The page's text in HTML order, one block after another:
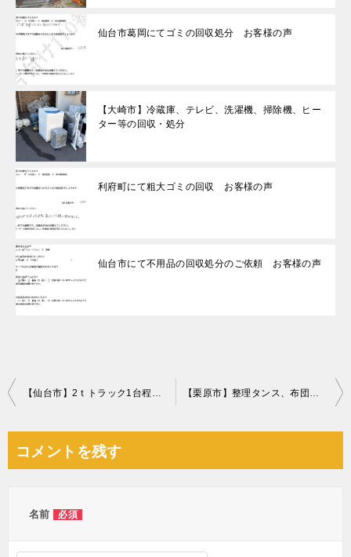
仙台市葛岡にてゴミの回収処分 お客様の声
【大崎市】冷蔵庫、テレビ、洗濯機、掃除機、ヒー
ター等の回収・処分
利府町にて粗大ゴミの回収 お客様の声
仙台市にて不用品の回収処分のご依頼 お客様の声
投
ビ
【仙台市】2ｔトラック1台程度の出張不用品回収・処分ご依頼 【栗原市】整理タンス、布団、カゴ、ダンボール等の回収・処分ご依頼
コメントを残す
名前 必須